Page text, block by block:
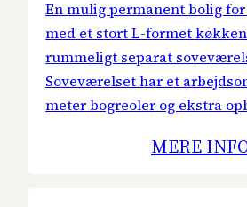
En mulig permanent bolig
med et stort L-formet
rummeligt separat
Soveværelset har et
meter bogreoler og ekstra
MERE